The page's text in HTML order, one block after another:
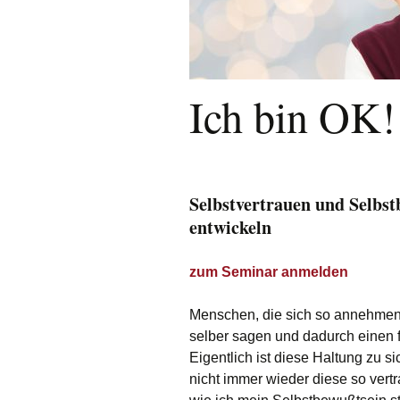
prävention,
Entspannung
Ich bin OK!
Selbstvertrauen und
entwickeln
zum Seminar anmelden
Menschen, die sich so
selber sagen und dadurch einen
Eigentlich ist diese Haltung zu
nicht immer wieder diese so